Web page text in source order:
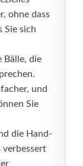
ohne dass
Sie sich
Bälle, die
und
Sie
die Hand-
verbessert